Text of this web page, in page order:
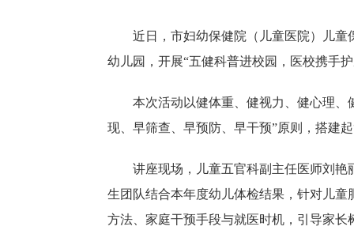
近日，市妇幼保健院（儿童医院）儿
幼儿园，开展“五健科普进校园，医校携手
本次活动以健体重、健视力、健心理
现、早筛查、早预防、早干预”原则，搭建
讲座现场，儿童五官科副主任医师刘
生团队结合本年度幼儿体检结果，针对儿
方法、家庭干预手段与就医时机，引导家长